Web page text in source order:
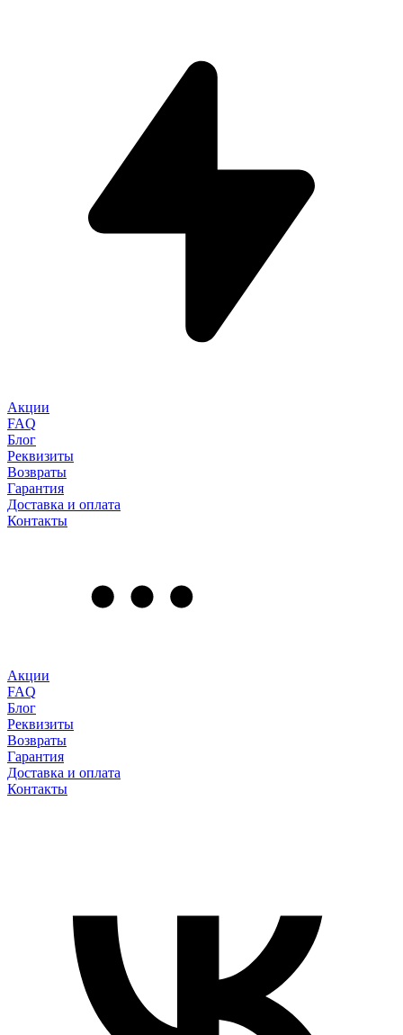
Акции
FAQ
Блог
Реквизиты
Возвраты
Гарантия
Доставка и оплата
Контакты
Акции
FAQ
Блог
Реквизиты
Возвраты
Гарантия
Доставка и оплата
Контакты